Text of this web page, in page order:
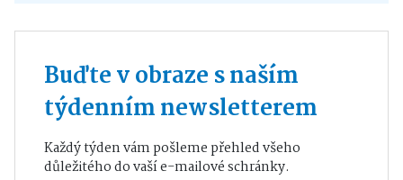
Buďte v obraze s naším
týdenním newsletterem
Každý týden vám pošleme přehled všeho
důležitého do vaší e-mailové schránky.